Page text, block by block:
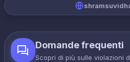
Domande frequenti
Scopri di più sulle violazioni